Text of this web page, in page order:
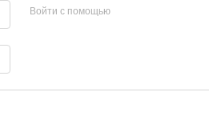
Войти с помощью